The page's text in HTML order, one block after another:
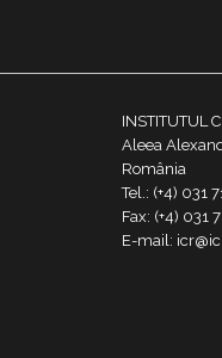
INSTITUTUL
Aleea
România
Tel.: (+4) 031
Fax: (+4) 031
E-mail: